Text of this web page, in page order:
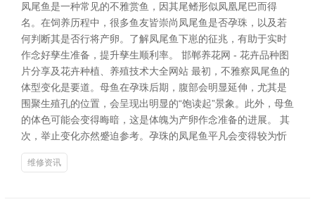
凤尾鱼是一种常见的不雅赏鱼，因其尾鳍形似凤凰尾巴而得
名。在饲养历程中，很多鱼友皆崇尚凤尾鱼是否孕珠，以及若
何判断其是否行将产卵。了解凤尾鱼下崽的征兆，有助于实时
作念好孳生准备，提升孳生顺利率。 邯郸养花网 - 花卉品种图
片分享及花卉种植、养殖技术大全网站 最初，不雅察凤尾鱼的
体型变化是要道。母鱼在孕珠后期，腹部会明显延伸，尤其是
围聚生殖孔的位置，会呈现出明显的“饱读起”景象。此外，母鱼
的体色可能会变得晦暗，这是体魄为产卵作念准备的进展。 其
次，举止变化亦然蹙迫参考。孕珠的凤尾鱼平凡会变得较为忻
维修资讯